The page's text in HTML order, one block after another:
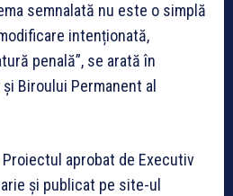
semnalată nu este o simplă
intenționată,
penală”, se arată în
Biroului Permanent al
aprobat de Executiv
și publicat pe site-ul